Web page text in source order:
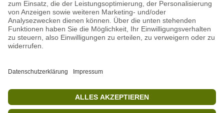
Aktuelle Stellenangebote
Projekt WORBIS Mitarbeiter*in (w/m/d) in Tierpflege
Mitarbeiter(w/m/d) Imbiss - Betrieb im Projekt